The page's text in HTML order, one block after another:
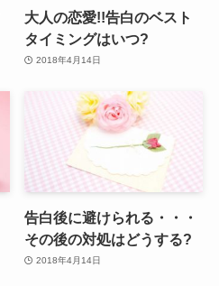
大人の恋愛!!告白のベスト
タイミングはいつ?
2018年4月14日
告白後に避けられる・・・
その後の対処はどうする?
2018年4月14日